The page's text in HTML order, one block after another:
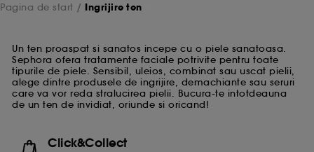
Pagina de start Ingrijire ten
Un ten proaspat si sanatos incepe cu o piele sanatoasa.
Sephora ofera tratamente faciale potrivite pentru toate
tipurile de piele. Sensibil, uleios, combinat sau uscat pielii,
alege dintre produsele de ingrijire, demachiante sau seruri
care va vor reda stralucirea pielii. Bucura-te intotdeauna
de un ten de invidiat, oriunde si oricand!
Click&Collect